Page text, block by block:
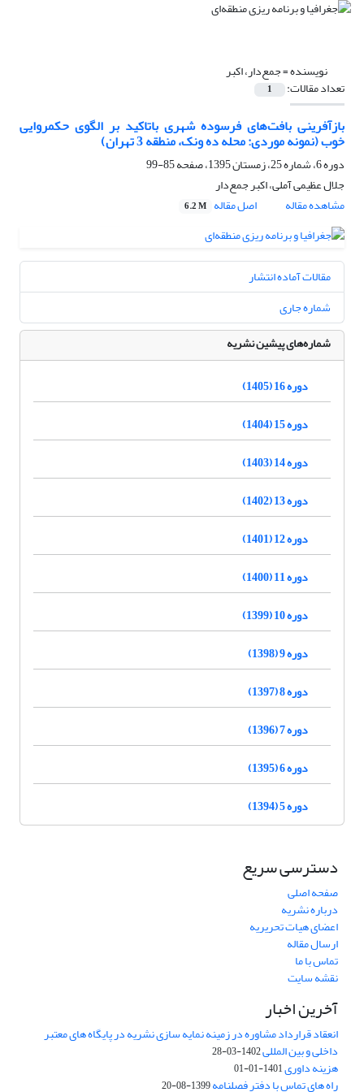
نویسنده =جمع‌دار، اکبر
تعداد مقالات: 1
بازآفرینی بافت‌های فرسوده شهری باتاکید بر الگوی حکمروایی
خوب (نمونه موردی: محله ده ونک، منطقه 3 تهران)
دوره 6، شماره 25، زمستان 1395، صفحه
85-99
جلال عظیمی آملی، اکبر جمع‌دار
مشاهده مقاله
اصل مقاله 6.2 M
مقالات آماده انتشار
شماره جاری
شماره‌های پیشین نشریه
دوره 16 (1405)
دوره 15 (1404)
دوره 14 (1403)
دوره 13 (1402)
دوره 12 (1401)
دوره 11 (1400)
دوره 10 (1399)
دوره 9 (1398)
دوره 8 (1397)
دوره 7 (1396)
دوره 6 (1395)
دوره 5 (1394)
دسترسی سریع
صفحه اصلی
درباره نشریه
اعضای هیات تحریریه
ارسال مقاله
تماس با ما
نقشه سایت
آخرین اخبار
انعقاد قرارداد مشاوره در زمینه نمایه سازی نشریه در پایگاه های معتبر
داخلی و بین المللی1402-03-28
هزینه داوری1401-01-01
راه های تماس با دفتر فصلنامه1399-08-20